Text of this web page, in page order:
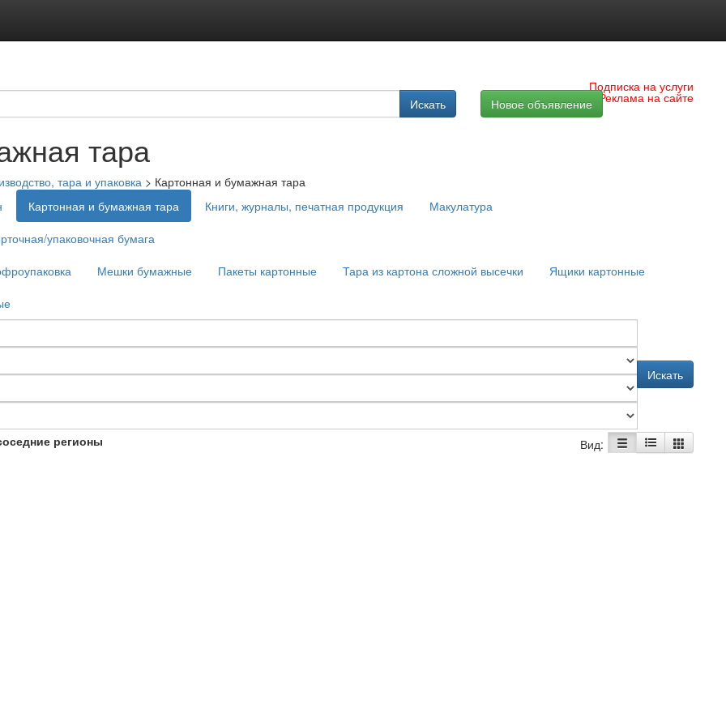
Подписка на услуги
Реклама на сайте
Искать Новое объявление
тара
тара и упаковка> Картонная и бумажная тара
Картонная и бумажная тара Книги, журналы, печатная продукция
Макулатура
упаковочная бумага
Мешки бумажные Пакеты картонные Тара из картона сложной высечки
Ящики картонные
Искать
регионы Вид: